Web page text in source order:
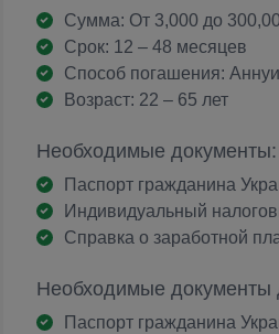
Сумма: От 3,000 до
Срок: 12 – 48 месяцев
Способ погашения:
Возраст: 22 – 65 лет
Необходимые документы:
Паспорт гражданина
Индивидуальный
Справка о заработной
Необходимые
Паспорт гражданина